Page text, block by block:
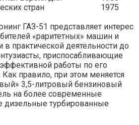
стран
1975
ГАЗ-51 представляет интерес
«раритетных» машин и
в практической деятельности до
приспосабливающие
работы по его
правило, при этом меняется
3,5-литровый бензиновый
на более современные
дизельные турбированные